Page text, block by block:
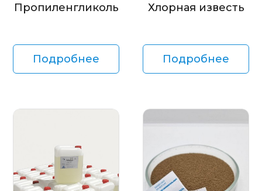
Пропиленгликоль
Подробнее
Хлорная известь
Подробнее